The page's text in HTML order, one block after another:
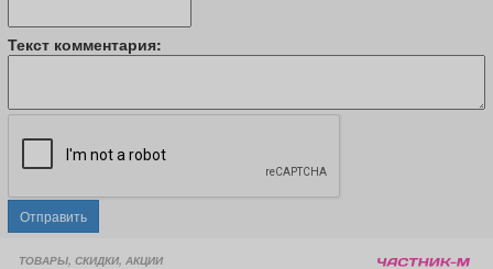
Текст комментария:
Отправить
ТОВАРЫ, СКИДКИ, АКЦИИ